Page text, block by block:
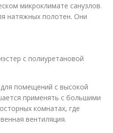
микроклимате санузлов.
натяжных полотен. Они
с полиуретановой
помещений с высокой
применять с большими
комнатах, где
вентиляция.